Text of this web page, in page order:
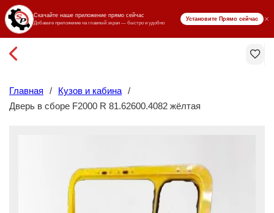
₸ KZT
Главная / Кузов и кабина /
Дверь в сборе F2000 R 81.62600.4082 жёлтая